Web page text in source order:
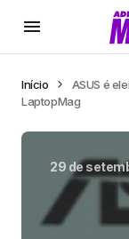
Início
ASUS é
LaptopMag
29 de